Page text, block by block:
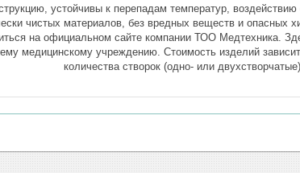
устойчивы к перепадам температур,
чистых материалов, без вредных веществ и опасных
на официальном сайте компании ТОО Медтехника.
медицинскому учреждению. Стоимость изделий
количества створок (одно- или